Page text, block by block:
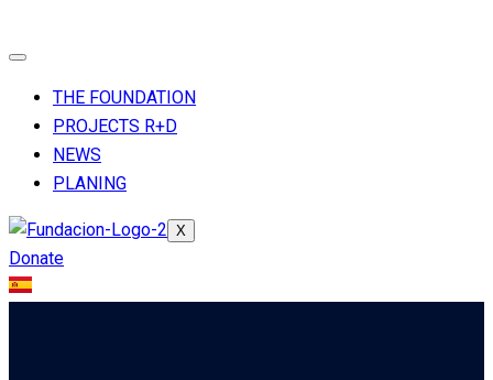
THE FOUNDATION
PROJECTS R+D
NEWS
PLANING
X
Donate